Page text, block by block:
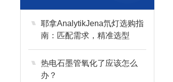
耶拿AnalytikJena氘灯选购指
南：匹配需求，精准选型
热电石墨管氧化了应该怎么
办？